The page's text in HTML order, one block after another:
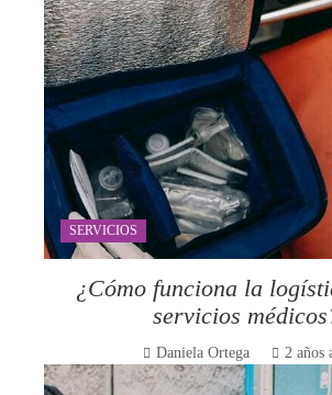
SERVICIOS
¿Cómo funciona la
servicios
Daniela Ortega 2 años